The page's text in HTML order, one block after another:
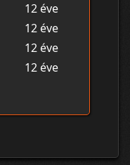
12 éve
12 éve
12 éve
12 éve